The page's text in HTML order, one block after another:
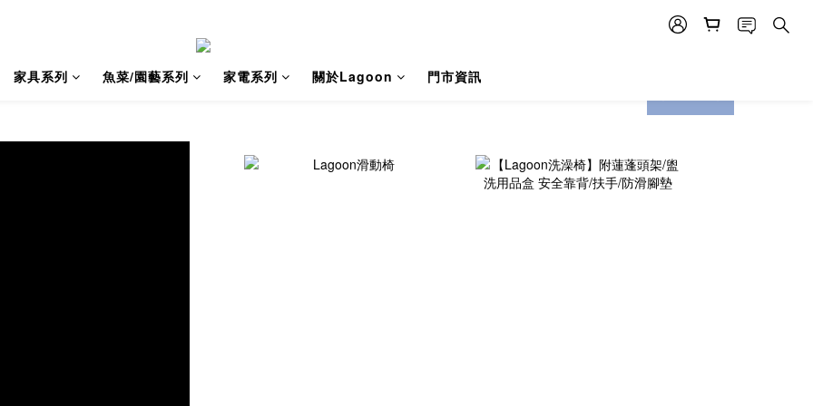
家具系列 魚菜/園藝系列 家電系列 關於Lagoon 門市資訊